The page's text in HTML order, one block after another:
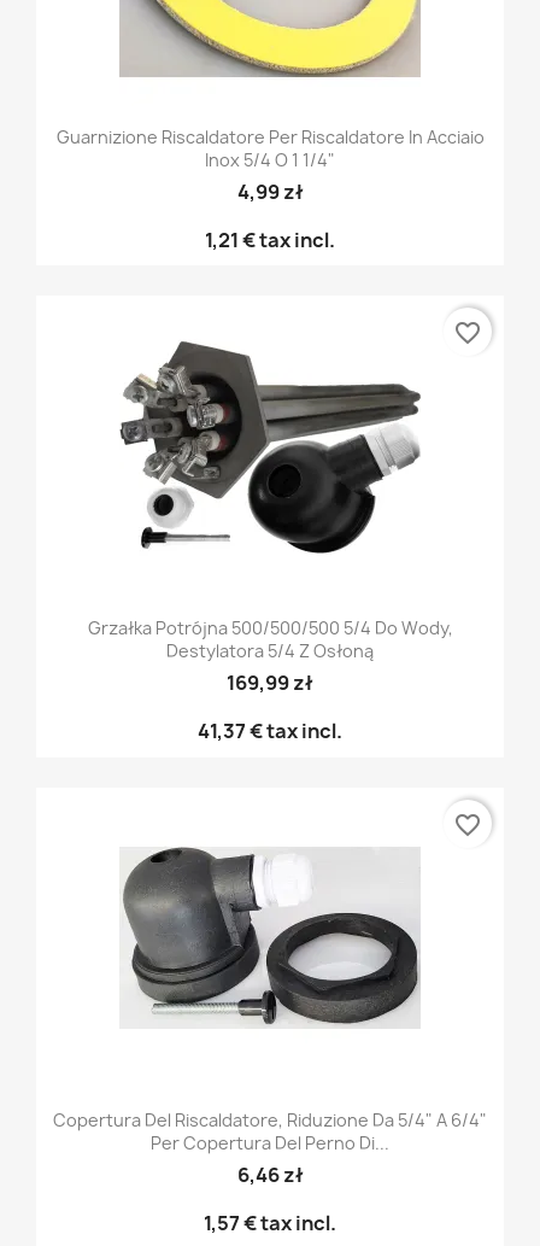
Guarnizione Riscaldatore Per Riscaldatore In Acciaio
Inox 5/4 O 1 1/4"
4,99 zł
1,21 €tax incl.
Grzałka Potrójna 500/500/500 5/4 Do Wody,
Destylatora 5/4 Z Osłoną
169,99 zł
41,37 €tax incl.
favorite_border
Copertura Del Riscaldatore, Riduzione Da 5/4" A 6/4"
Per Copertura Del Perno Di...
6,46 zł
1,57 €tax incl.
favorite_border